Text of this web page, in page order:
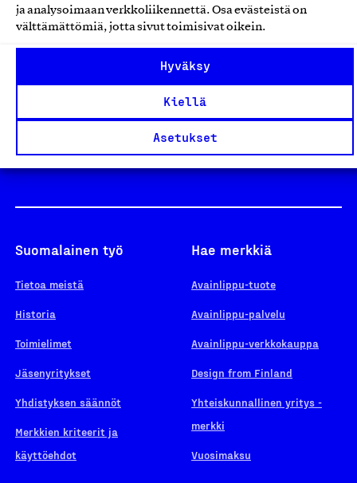
ja analysoimaan verkkoliikennettä. Osa evästeistä on
välttämättömiä, jotta sivut toimisivat oikein.
Hyväksy
Kiellä
Asetukset
Design From Finland
Yhteiskunnallinen Yritys -merkki
Suomalainen työ
Tietoa meistä
Historia
Toimielimet
Jäsenyritykset
Yhdistyksen säännöt
Merkkien kriteerit ja
käyttöehdot
Hae merkkiä
Avainlippu-tuote
Avainlippu-palvelu
Avainlippu-verkkokauppa
Design from Finland
Yhteiskunnallinen yritys -
merkki
Vuosimaksu